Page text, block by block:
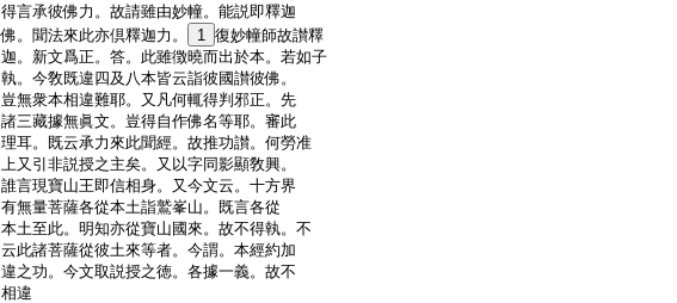
得言承彼佛力。故請雖由妙幢。能説即釋迦
佛。聞法來此亦倶釋迦力。
1 復妙幢師故讃釋
迦。新文爲正。答。此雖徴曉而出於本。若如子
執。今敎既違四及八本皆云詣彼國讃彼佛。
豈無衆本相違難耶。又凡何輒得判邪正。先
諸三藏據無眞文。豈得自作佛名等耶。審此
理耳。既云承力來此聞經。故推功讃。何勞准
上又引非説授之主矣。又以字同影顯敎興。
誰言現寶山王即信相身。又今文云。十方界
有無量菩薩各從本土詣鷲峯山。既言各從
本土至此。明知亦從寶山國來。故不得執。不
云此諸菩薩從彼土來等者。今謂。本經約加
違之功。今文取説授之徳。各據一義。故不
相違